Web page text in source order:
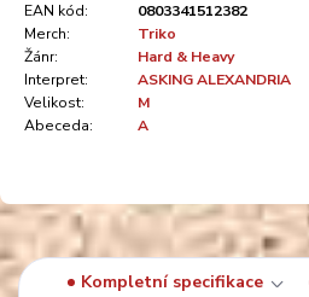
EAN kód:
0803341512382
Merch:
Triko
Žánr:
Hard & Heavy
Interpret:
ASKING ALEXANDRIA
Velikost:
M
Abeceda:
A
Kompletní specifikace